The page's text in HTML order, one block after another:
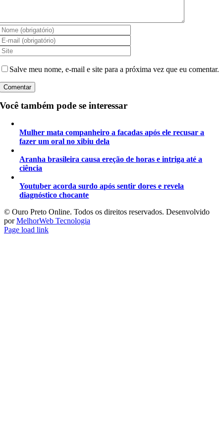
Salve meu nome, e-mail e site para a próxima vez que eu comentar.
Você também pode se interessar
Mulher mata companheiro a facadas após ele recusar a
fazer um oral no xibiu dela
Aranha brasileira causa ereção de horas e intriga até a
ciência
Youtuber acorda surdo após sentir dores e revela
diagnóstico chocante
©️ Ouro Preto Online. Todos os direitos reservados. Desenvolvido
porMelhorWeb Tecnologia
Page load link